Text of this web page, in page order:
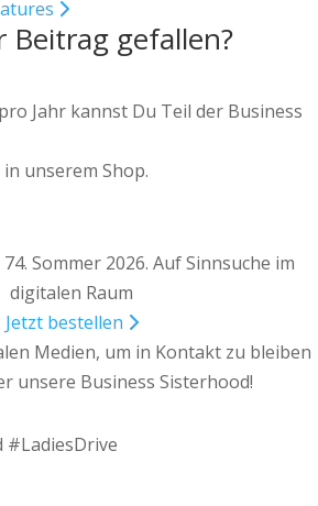
Beitrag gefallen?
Jahr kannst Du Teil der Business
unserem Shop.
Jetzt bestellen
Medien, um in Kontakt zu bleiben
unsere Business Sisterhood!
#LadiesDrive